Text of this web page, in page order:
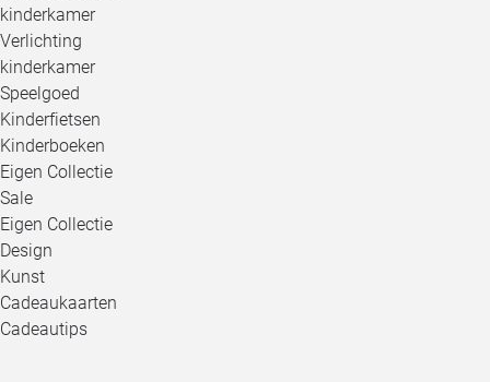
kinderkamer
Verlichting
kinderkamer
Speelgoed
Kinderfietsen
Kinderboeken
Eigen Collectie
Sale
Eigen Collectie
Design
Kunst
Cadeaukaarten
Cadeautips